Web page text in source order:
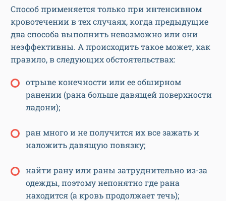
Способ применяется только при интенсивном
кровотечении в тех случаях, когда предыдущие
два способа выполнить невозможно или они
неэффективны. А происходить такое может, как
правило, в следующих обстоятельствах:
отрыве конечности или ее обширном
ранении (рана больше давящей поверхности
ладони);
ран много и не получится их все зажать и
наложить давящую повязку;
найти рану или раны затруднительно из-за
одежды, поэтому непонятно где рана
находится (а кровь продолжает течь);